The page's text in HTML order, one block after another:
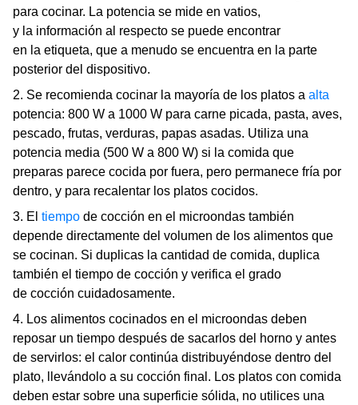
para cocinar. La potencia se mide en vatios,
y la información al respecto se puede encontrar
en la etiqueta, que a menudo se encuentra en la parte
posterior del dispositivo.
2. Se recomienda cocinar la mayoría de los platos a alta
potencia: 800 W a 1000 W para carne picada, pasta, aves,
pescado, frutas, verduras, papas asadas. Utiliza una
potencia media (500 W a 800 W) si la comida que
preparas parece cocida por fuera, pero permanece fría por
dentro, y para recalentar los platos cocidos.
3. El tiempo de cocción en el microondas también
depende directamente del volumen de los alimentos que
se cocinan. Si duplicas la cantidad de comida, duplica
también el tiempo de cocción y verifica el grado
de cocción cuidadosamente.
4. Los alimentos cocinados en el microondas deben
reposar un tiempo después de sacarlos del horno y antes
de servirlos: el calor continúa distribuyéndose dentro del
plato, llevándolo a su cocción final. Los platos con comida
deben estar sobre una superficie sólida, no utilices una